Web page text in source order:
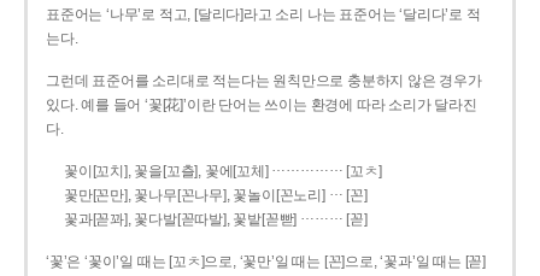
표준어는 ‘나무’로 적고, [달리다]라고 소리 나는 표준어는 ‘달리다’로 적
는다.
그런데 표준어를 소리대로 적는다는 원칙만으로 충분하지 않은 경우가
있다. 예를 들어 ‘꽃[花]’이란 단어는 쓰이는 환경에 따라 소리가 달라진
다.
꽃이[꼬치], 꽃을[꼬츨], 꽃에[꼬체] …………… [꼬ㅊ]
꽃만[꼰만], 꽃나무[꼰나무], 꽃놀이[꼰노리] … [꼰]
꽃과[꼳꽈], 꽃다발[꼳따발], 꽃밭[꼳빧] ……… [꼳]
‘꽃’은 ‘꽃이’일 때는 [꼬ㅊ]으로, ‘꽃만’일 때는 [꼰]으로, ‘꽃과’일 때는 [꼳]